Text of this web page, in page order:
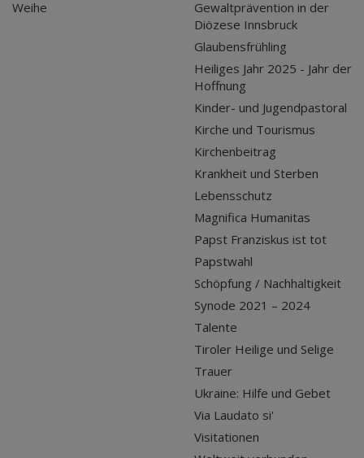
Weihe
Gewaltprävention in der
Diözese Innsbruck
Glaubensfrühling
Heiliges Jahr 2025 - Jahr der
Hoffnung
Kinder- und Jugendpastoral
Kirche und Tourismus
Kirchenbeitrag
Krankheit und Sterben
Lebensschutz
Magnifica Humanitas
Papst Franziskus ist tot
Papstwahl
Schöpfung / Nachhaltigkeit
Synode 2021 – 2024
Talente
Tiroler Heilige und Selige
Trauer
Ukraine: Hilfe und Gebet
Via Laudato si'
Visitationen